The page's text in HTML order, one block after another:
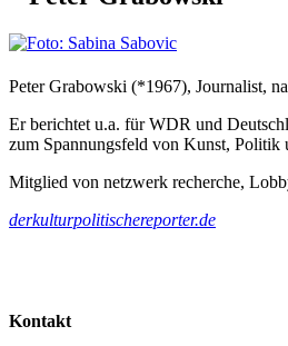
Peter Grabowski (*1967), Journalist,
Er berichtet u.a. für WDR und
zum Spannungsfeld von Kunst,
Mitglied von netzwerk recherche,
derkulturpolitischereporter.de
Kontakt